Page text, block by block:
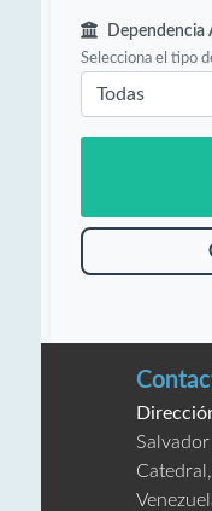
Selecciona el tipo